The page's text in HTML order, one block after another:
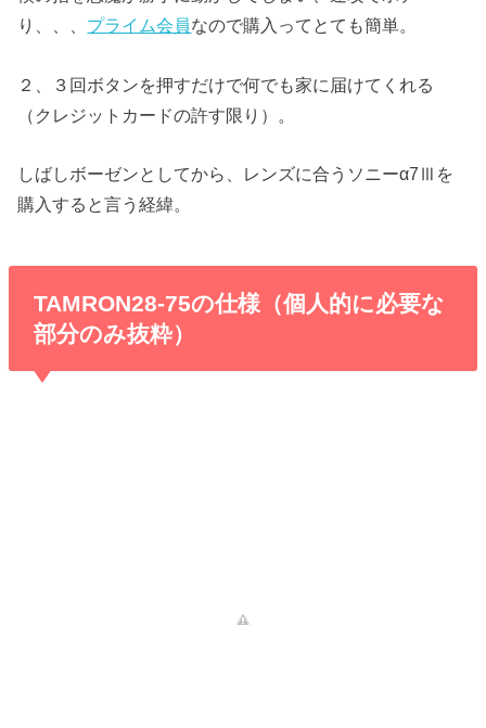
り、、、 プライム会員なので購入ってとても簡単。
２、３回ボタンを押すだけで何でも家に届けてくれる
（クレジットカードの許す限り）。
しばしボーゼンとしてから、レンズに合うソニーα7Ⅲを
購入すると言う経緯。
TAMRON28-75の仕様（個人的に必要な
部分のみ抜粋）